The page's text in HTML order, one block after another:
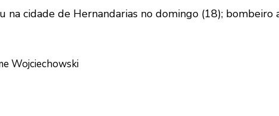
na cidade de Hernandarias no domingo (18);
Wojciechowski